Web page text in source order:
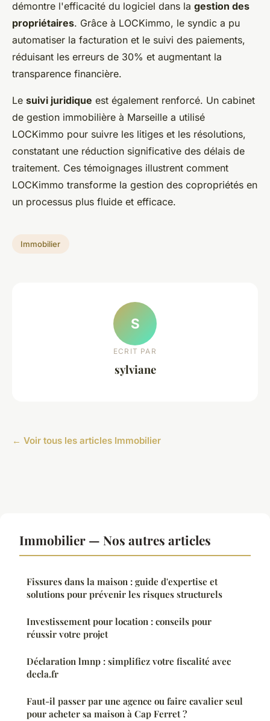
démontre l'efficacité du logiciel dans la gestion des
propriétaires. Grâce à LOCKimmo, le syndic a pu
automatiser la facturation et le suivi des paiements,
réduisant les erreurs de 30% et augmentant la
transparence financière.
Le suivi juridique est également renforcé. Un cabinet
de gestion immobilière à Marseille a utilisé
LOCKimmo pour suivre les litiges et les résolutions,
constatant une réduction significative des délais de
traitement. Ces témoignages illustrent comment
LOCKimmo transforme la gestion des copropriétés en
un processus plus fluide et efficace.
Immobilier
S
ECRIT PAR
sylviane
← Voir tous les articles Immobilier
Immobilier — Nos autres articles
Fissures dans la maison : guide d'expertise et
solutions pour prévenir les risques structurels
Investissement pour location : conseils pour
réussir votre projet
Déclaration lmnp : simplifiez votre fiscalité avec
decla.fr
Faut-il passer par une agence ou faire cavalier seul
pour acheter sa maison à Cap Ferret ?